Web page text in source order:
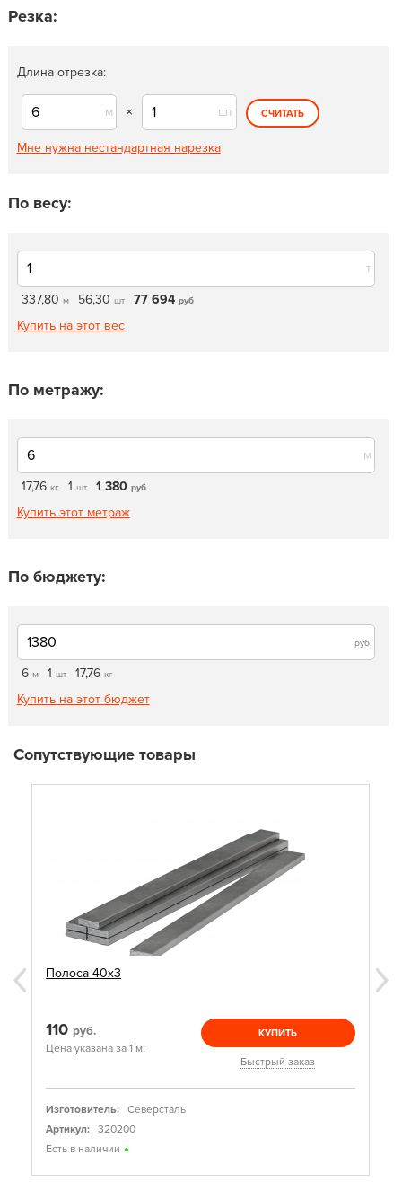
Резка:
Длина отрезка:
м × шт СЧИТАТЬ
Мне нужна нестандартная нарезка
По весу:
т
337,80 м 56,30 шт 77 694 руб
Купить на этот вес
По метражу:
м
17,76 кг 1 шт 1 380 руб
Купить этот метраж
По бюджету:
руб.
6 м 1 шт 17,76 кг
Купить на этот бюджет
Сопутствующие товары
Полоса 40х3
110 руб.
Цена указана за 1 м.
КУПИТЬ
Быстрый заказ
Изготовитель:
Северсталь
Артикул:
320200
Есть в наличии